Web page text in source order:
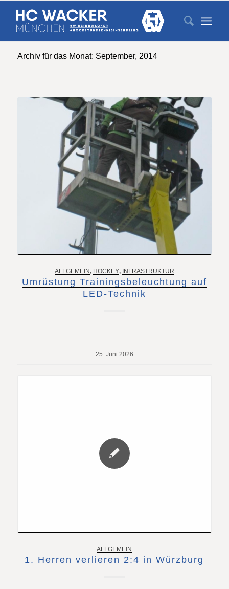
Archiv für das Monat: September, 2014
ALLGEMEIN, HOCKEY, INFRASTRUKTUR
Umrüstung Trainingsbeleuchtung auf
LED-Technik
25. Juni 2026
ALLGEMEIN
1. Herren verlieren 2:4 in Würzburg